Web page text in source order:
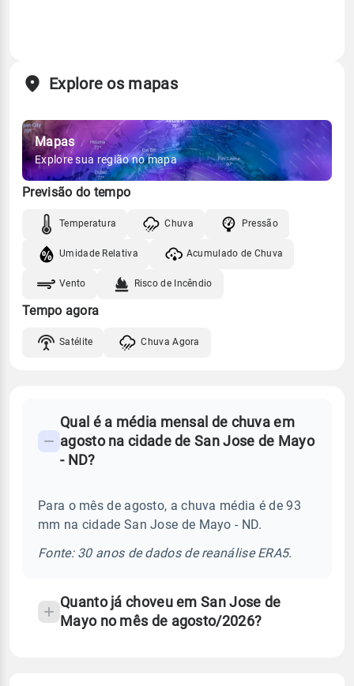
Explore os mapas
Mapas
Explore sua região no mapa
Previsão do tempo
Temperatura Chuva Pressão
Umidade Relativa Acumulado de Chuva
Vento Risco de Incêndio
Tempo agora
Satélite Chuva Agora
Perguntas
frequentes
chuva
temperatura
Qual é a média mensal de chuva em
agosto na cidade de San Jose de Mayo
- ND?
Para o mês de agosto, a chuva média é de 93
mm na cidade San Jose de Mayo - ND.
Fonte: 30 anos de dados de reanálise ERA5.
Quanto já choveu em San Jose de
Mayo no mês de agosto/2026?